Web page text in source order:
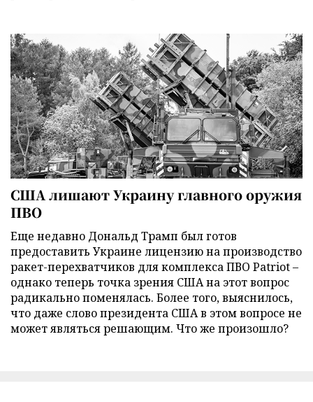
США лишают Украину главного оружия
ПВО
Еще недавно Дональд Трамп был готов
предоставить Украине лицензию на производство
ракет-перехватчиков для комплекса ПВО Patriot –
однако теперь точка зрения США на этот вопрос
радикально поменялась. Более того, выяснилось,
что даже слово президента США в этом вопросе не
может являться решающим. Что же произошло?